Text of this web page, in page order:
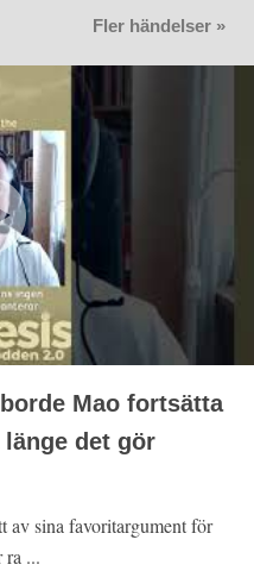
Fler händelser »
Mao fortsätta
det gör
av sina favoritargument för
ra ...